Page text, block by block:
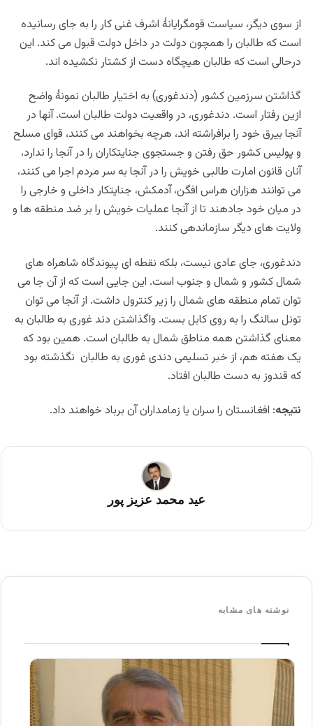
از سوی دیگر، سیاست قومگرایانۀ اشرف غنی کار را به جای رسانیده
است که طالبان را همچون دولت در داخل دولت قبول می کند. این
درحالی است که طالبان هیچگاه دست از کشتار نکشیده اند.
گذاشتن سرزمین کشور (دندغوری) به اختیار طالبان نمونۀ واضح
ازین رفتار است. دندغوری، در واقعیت دولت طالبان است. آنها در
آنجا بیرق خود را برافراشته اند، هرچه بخواهند می کنند، قوای مسلح
و پولیس کشور حق رفتن و جستجوی جنایتکاران را در آنجا را ندارد،
آنان قانون امارت طالبی خویش را در آنجا به سر مردم اجرا می کنند،
می توانند هزاران هراس افگن، آدمکش، جنایتکار داخلی و خارجی را
در میان خود جادهند تا از آنجا عملیات خویش را بر ضد منطقه ها و
ولایت های دیگر سازماندهی کنند.
دندغوری، جای عادی نیست، بلکه نقطه ای پیوندگاه شاهراه های
شمال کشور و شمال و جنوب است. این جایی است که از آن جا می
توان تمام منطقه های شمال را زیر کنترول داشت. از آنجا می توان
تونل سالنگ را به روی کابل بست. واگذاشتن دند غوری به طالبان به
معنای گذاشتن همه مناطق شمال به طالبان است. همین بود که
یک هفته هم، از خبر تسلیمی دندی غوری به طالبان نگذشته بود
که قندوز به دست طالبان افتاد.
نتیجه: افغانستان را سران یا زمامداران آن برباد خواهند داد.
عید محمد عزیز پور
نوشته های مشابه